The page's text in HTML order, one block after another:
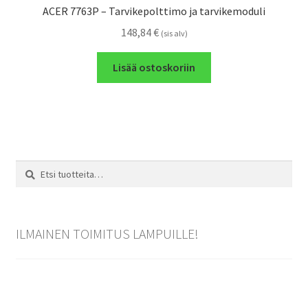
ACER 7763P – Tarvikepolttimo ja tarvikemoduli
148,84€ (sis alv)
Lisää ostoskoriin
Etsi:
Haku
ILMAINEN TOIMITUS LAMPUILLE!